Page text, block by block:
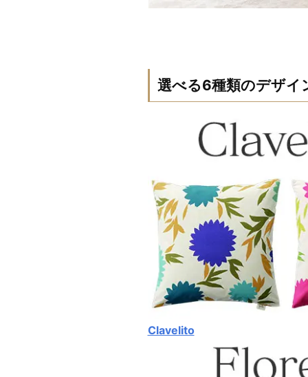
選べる6種類のデザイ
Clavelito